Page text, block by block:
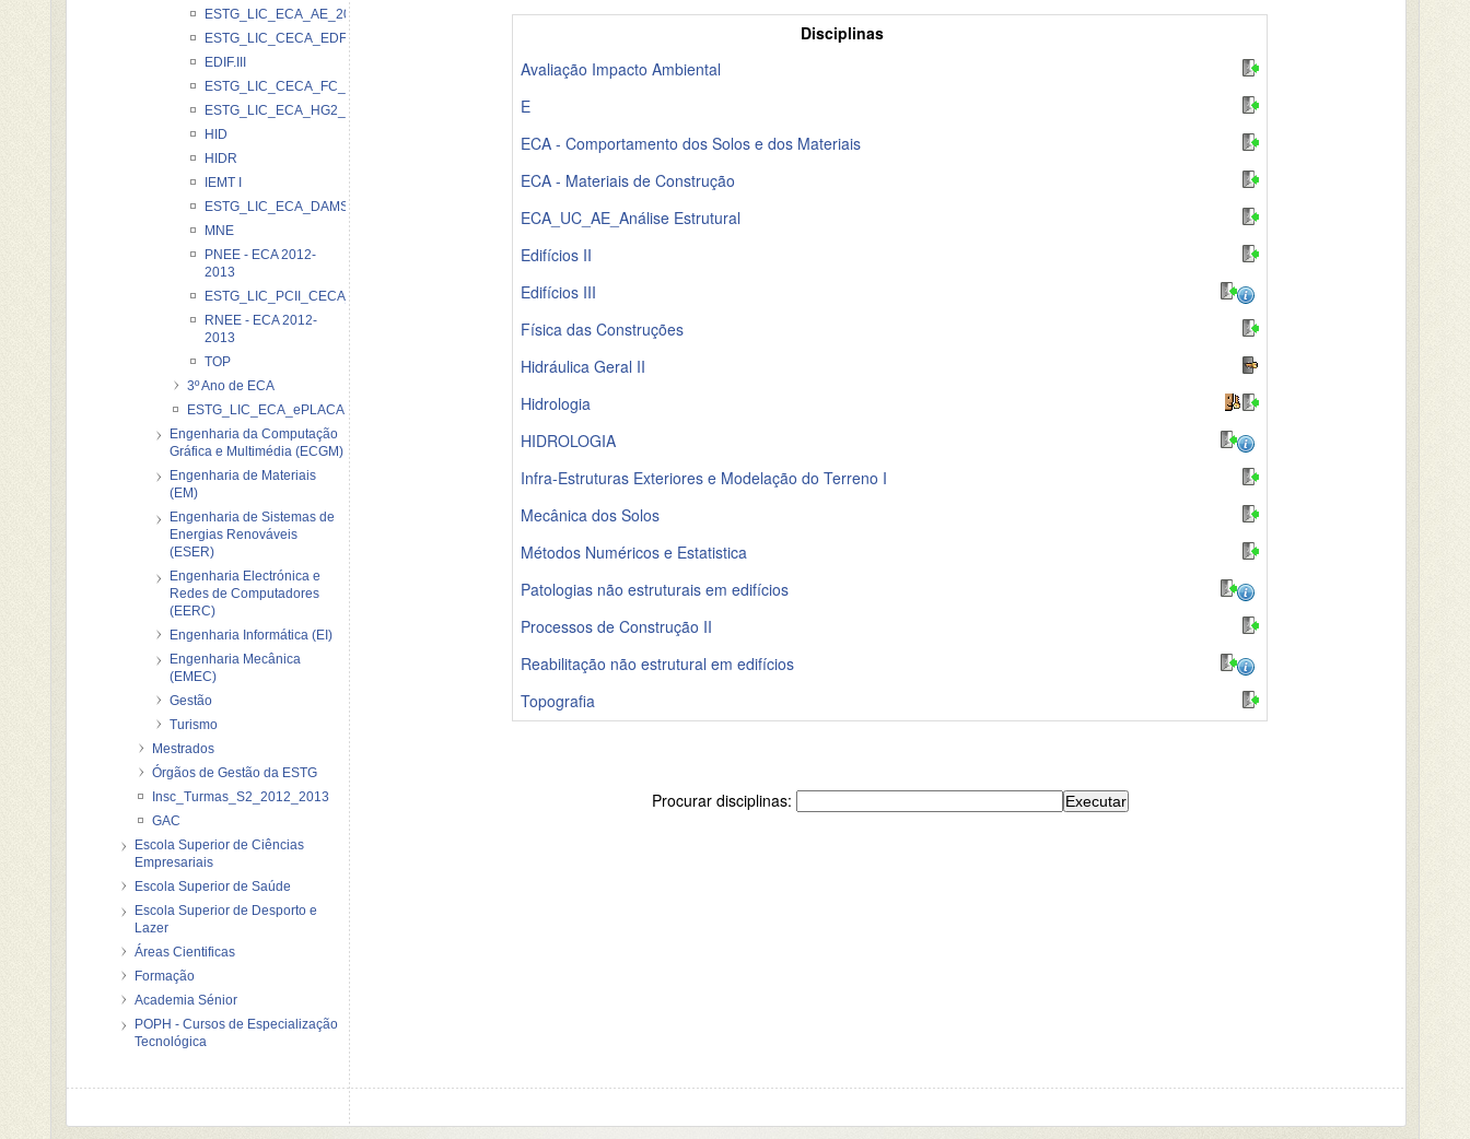
Disciplinas
Avaliação Impacto Ambiental
E
ECA - Comportamento dos Solos e dos Materiais
ECA - Materiais de Construção
ECA_UC_AE_Análise Estrutural
Edifícios II
Edifícios III
Física das Construções
Hidráulica Geral II
Hidrologia
HIDROLOGIA
Infra-Estruturas Exteriores e Modelação do Terreno I
Mecânica dos Solos
Métodos Numéricos e Estatistica
Patologias não estruturais em edifícios
Processos de Construção II
Reabilitação não estrutural em edifícios
Topografia
Procurar disciplinas:
ESTG_LIC_ECA_AE_20122013
ESTG_LIC_CECA_EDFII_20122013
EDIF.III
ESTG_LIC_CECA_FC_20122013
ESTG_LIC_ECA_HG2_2012_2013
HID
HIDR
IEMT I
ESTG_LIC_ECA_DAMS_20122013
MNE
PNEE - ECA 2012-
2013
ESTG_LIC_PCII_CECA_20122013
RNEE - ECA 2012-
2013
TOP
3º Ano de ECA
ESTG_LIC_ECA_ePLACARD_20122013
Engenharia da Computação
Gráfica e Multimédia (ECGM)
Engenharia de Materiais
(EM)
Engenharia de Sistemas de
Energias Renováveis
(ESER)
Engenharia Electrónica e
Redes de Computadores
(EERC)
Engenharia Informática (EI)
Engenharia Mecânica
(EMEC)
Gestão
Turismo
Mestrados
Órgãos de Gestão da ESTG
Insc_Turmas_S2_2012_2013
GAC
Escola Superior de Ciências
Empresariais
Escola Superior de Saúde
Escola Superior de Desporto e
Lazer
Áreas Cientificas
Formação
Academia Sénior
POPH - Cursos de Especialização
Tecnológica